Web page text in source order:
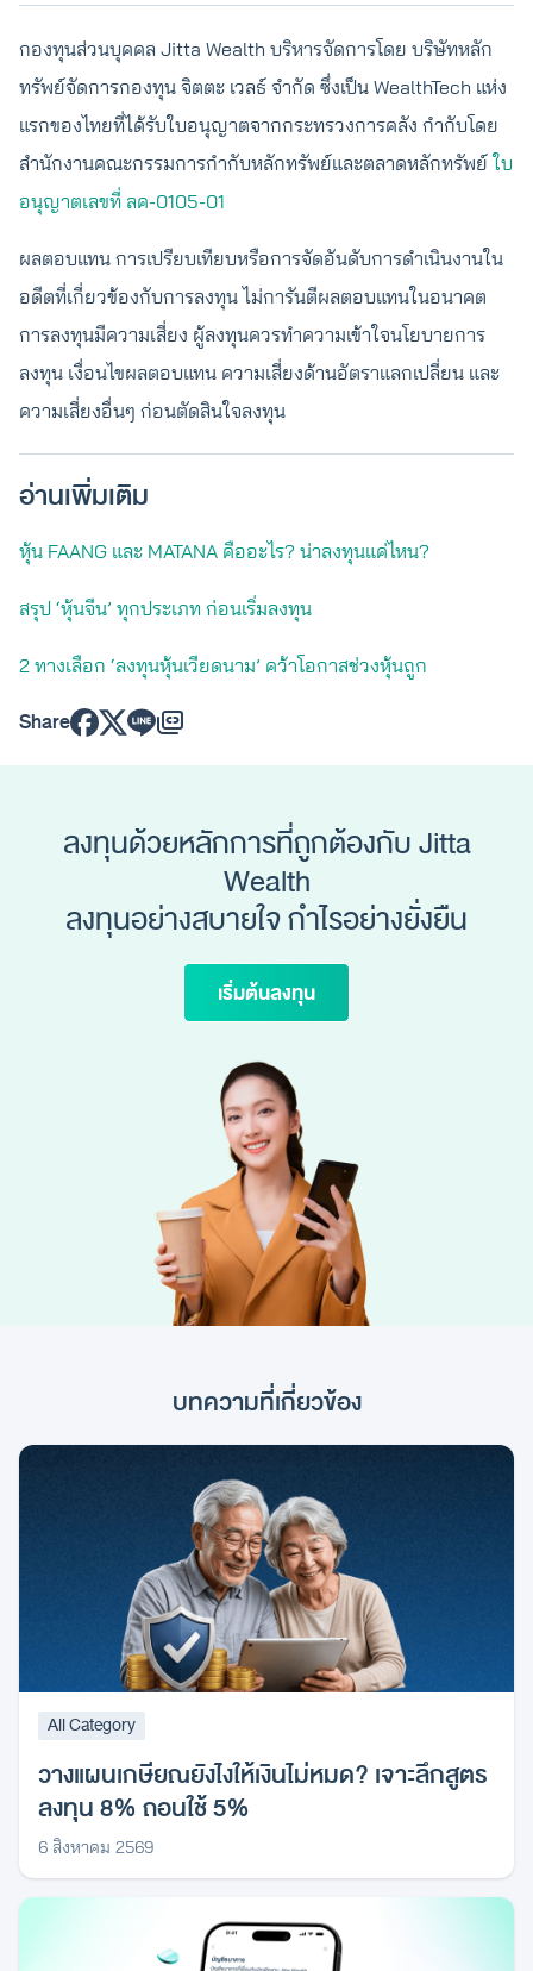
กองทุนส่วนบุคคล Jitta Wealth บริหารจัดการโดย บริษัทหลัก
ทรัพย์จัดการกองทุน จิตตะ เวลธ์ จำกัด ซึ่งเป็น WealthTech แห่ง
แรกของไทยที่ได้รับใบอนุญาตจากกระทรวงการคลัง กำกับโดย
สำนักงานคณะกรรมการกำกับหลักทรัพย์และตลาดหลักทรัพย์ ใบ
อนุญาตเลขที่ ลค-0105-01
ผลตอบแทน การเปรียบเทียบหรือการจัดอันดับการดำเนินงานใน
อดีตที่เกี่ยวข้องกับการลงทุน ไม่การันตีผลตอบแทนในอนาคต
การลงทุนมีความเสี่ยง ผู้ลงทุนควรทำความเข้าใจนโยบายการ
ลงทุน เงื่อนไขผลตอบแทน ความเสี่ยงด้านอัตราแลกเปลี่ยน และ
ความเสี่ยงอื่นๆ ก่อนตัดสินใจลงทุน
อ่านเพิ่มเติม
หุ้น FAANG และ MATANA คืออะไร? น่าลงทุนแค่ไหน?
สรุป ‘หุ้นจีน’ ทุกประเภท ก่อนเริ่มลงทุน
2 ทางเลือก ‘ลงทุนหุ้นเวียดนาม’ คว้าโอกาสช่วงหุ้นถูก
Share
ลงทุนด้วยหลักการที่ถูกต้องกับ Jitta
Wealth
ลงทุนอย่างสบายใจ กำไรอย่างยั่งยืน
เริ่มต้นลงทุน
บทความที่เกี่ยวข้อง
All Category
วางแผนเกษียณยังไงให้เงินไม่หมด? เจาะลึกสูตร
ลงทุน 8% ถอนใช้ 5%
6 สิงหาคม 2569